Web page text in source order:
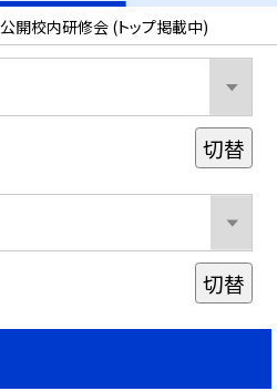
公開校内研修会 (トップ掲載中)
切替
切替